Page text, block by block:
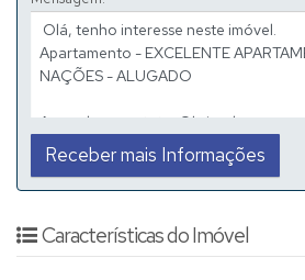
Características do Imóvel